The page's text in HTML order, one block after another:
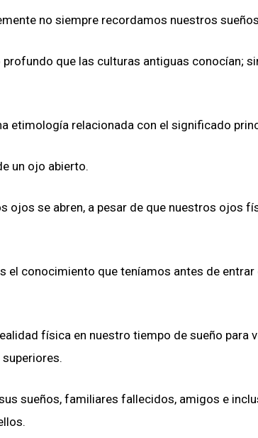
no siempre recordamos nuestros
que las culturas antiguas conocían;
etimología relacionada con el significado
un ojo abierto.
ojos se abren, a pesar de que nuestros ojos
el conocimiento que teníamos antes de entrar
física en nuestro tiempo de sueño para
sueños, familiares fallecidos, amigos e